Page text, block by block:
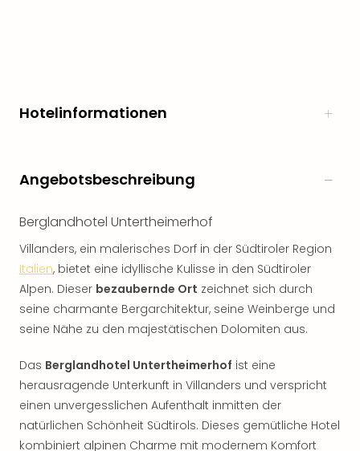
Hotelinformationen
Angebotsbeschreibung
Berglandhotel Untertheimerhof
Villanders, ein malerisches Dorf in der Südtiroler Region
Italien, bietet eine idyllische Kulisse in den Südtiroler
Alpen. Dieser bezaubernde Ort zeichnet sich durch
seine charmante Bergarchitektur, seine Weinberge und
seine Nähe zu den majestätischen Dolomiten aus.
Das Berglandhotel Untertheimerhof ist eine
herausragende Unterkunft in Villanders und verspricht
einen unvergesslichen Aufenthalt inmitten der
natürlichen Schönheit Südtirols. Dieses gemütliche Hotel
kombiniert alpinen Charme mit modernem Komfort